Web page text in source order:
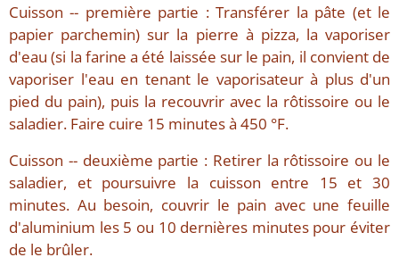
Cuisson -- première partie : Transférer la pâte (et le
papier parchemin) sur la pierre à pizza, la vaporiser
d'eau (si la farine a été laissée sur le pain, il convient de
vaporiser l'eau en tenant le vaporisateur à plus d'un
pied du pain), puis la recouvrir avec la rôtissoire ou le
saladier. Faire cuire 15 minutes à 450 °F.
Cuisson -- deuxième partie : Retirer la rôtissoire ou le
saladier, et poursuivre la cuisson entre 15 et 30
minutes. Au besoin, couvrir le pain avec une feuille
d'aluminium les 5 ou 10 dernières minutes pour éviter
de le brûler.